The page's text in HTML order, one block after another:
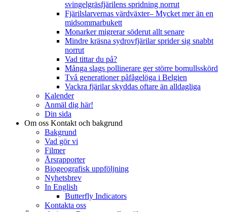
svingelgräsfjärilens spridning norrut
Fjärilslarvernas värdväxter– Mycket mer än en
midsommarbukett
Monarker migrerar söderut allt senare
Mindre kräsna sydrovfjärilar sprider sig snabbt
norrut
Vad tittar du på?
Många slags pollinerare ger större bomullsskörd
Två generationer påfågelöga i Belgien
Vackra fjärilar skyddas oftare än alldagliga
Kalender
Anmäl dig här!
Din sida
Om oss Kontakt och bakgrund
Bakgrund
Vad gör vi
Filmer
Årsrapporter
Biogeografisk uppföljning
Nyhetsbrev
In English
Butterfly Indicators
Kontakta oss